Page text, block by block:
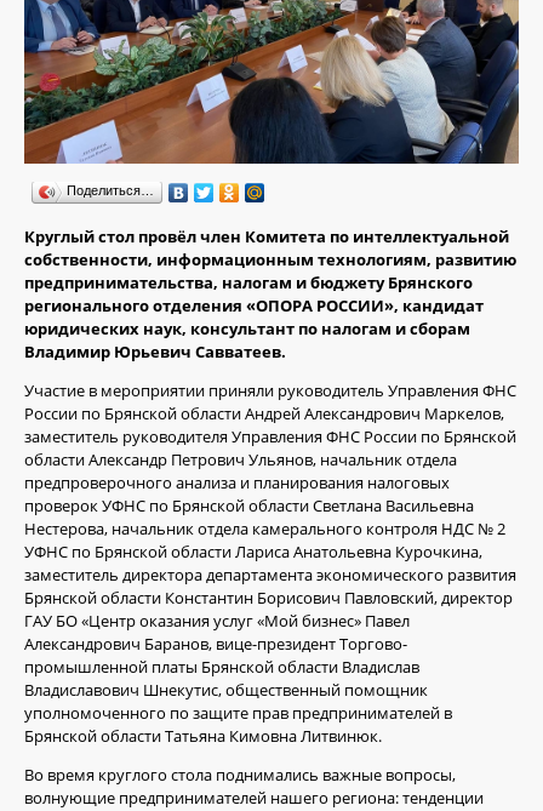
Поделиться…
Круглый стол провёл член Комитета по интеллектуальной
собственности, информационным технологиям, развитию
предпринимательства, налогам и бюджету Брянского
регионального отделения «ОПОРА РОССИИ», кандидат
юридических наук, консультант по налогам и сборам
Владимир Юрьевич Савватеев.
Участие в мероприятии приняли руководитель Управления ФНС
России по Брянской области Андрей Александрович Маркелов,
заместитель руководителя Управления ФНС России по Брянской
области Александр Петрович Ульянов, начальник отдела
предпроверочного анализа и планирования налоговых
проверок УФНС по Брянской области Светлана Васильевна
Нестерова, начальник отдела камерального контроля НДС № 2
УФНС по Брянской области Лариса Анатольевна Курочкина,
заместитель директора департамента экономического развития
Брянской области Константин Борисович Павловский, директор
ГАУ БО «Центр оказания услуг «Мой бизнес» Павел
Александрович Баранов, вице-президент Торгово-
промышленной платы Брянской области Владислав
Владиславович Шнекутис, общественный помощник
уполномоченного по защите прав предпринимателей в
Брянской области Татьяна Кимовна Литвинюк.
Во время круглого стола поднимались важные вопросы,
волнующие предпринимателей нашего региона: тенденции